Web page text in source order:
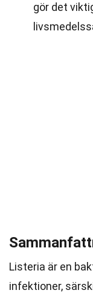
gör det
Listeria är en
infektioner,